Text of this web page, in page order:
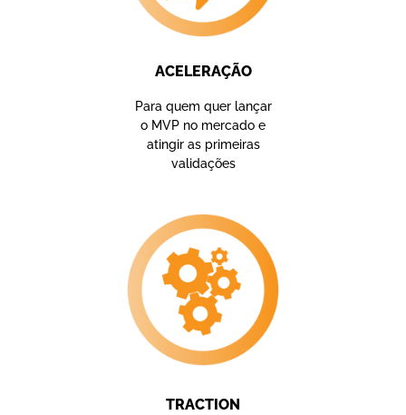
ACELERAÇÃO
Para quem quer lançar
o MVP no mercado e
atingir as primeiras
validações
TRACTION